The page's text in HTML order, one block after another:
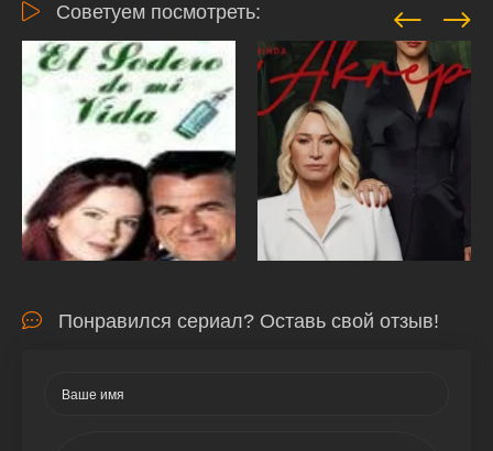
Советуем посмотреть:
Понравился сериал? Оставь свой отзыв!